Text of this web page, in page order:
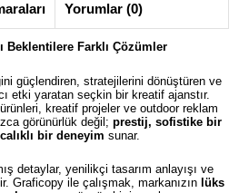
Yorumlar (0)
Beklentilere Farklı Çözümler
güçlendiren, stratejilerini dönüştüren ve
etki yaratan seçkin bir kreatif ajanstır.
kreatif projeler ve outdoor reklam
görünürlük değil; prestij, sofistike bir
bir deneyim sunar.
detaylar, yenilikçi tasarım anlayışı ve
Graficopy ile çalışmak, markanızın lüks